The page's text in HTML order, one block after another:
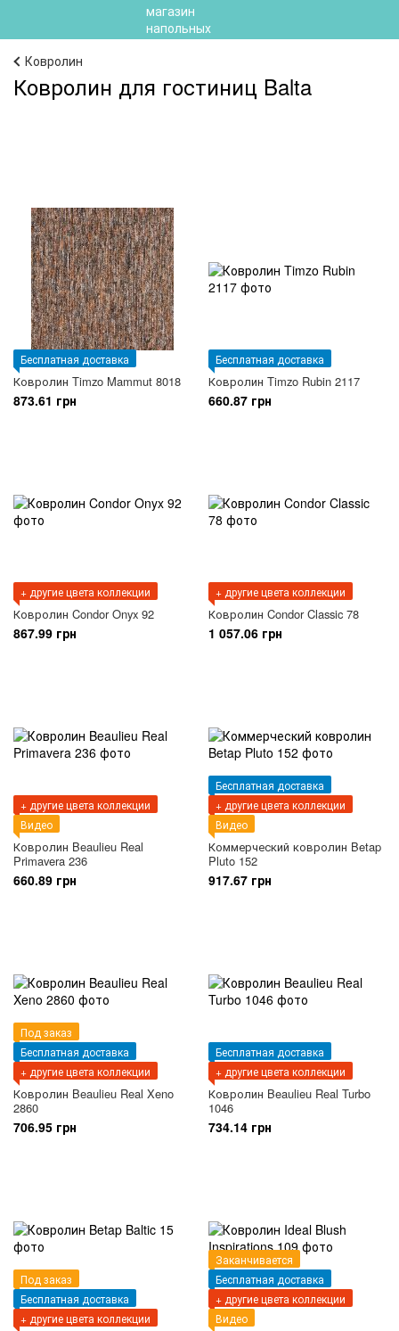
Ковролин
Ковролин для гостиниц Balta
Бесплатная доставка
Ковролин Timzo Mammut 8018
873.61 грн
Бесплатная доставка
Ковролин Timzo Rubin 2117
660.87 грн
+ другие цвета коллекции
Ковролин Condor Onyx 92
867.99 грн
+ другие цвета коллекции
Ковролин Condor Classic 78
1 057.06 грн
+ другие цвета коллекции
Видео
Ковролин Beaulieu Real
Primavera 236
660.89 грн
Бесплатная доставка
+ другие цвета коллекции
Видео
Коммерческий ковролин Betap
Pluto 152
917.67 грн
Под заказ
Бесплатная доставка
+ другие цвета коллекции
Ковролин Beaulieu Real Xeno
2860
706.95 грн
Бесплатная доставка
+ другие цвета коллекции
Ковролин Beaulieu Real Turbo
1046
734.14 грн
Под заказ
Бесплатная доставка
+ другие цвета коллекции
Заканчивается
Бесплатная доставка
+ другие цвета коллекции
Видео